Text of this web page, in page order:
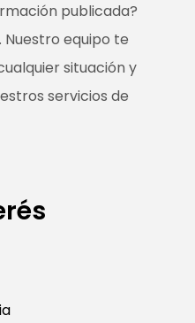
publicada?
equipo te
situación y
servicios de